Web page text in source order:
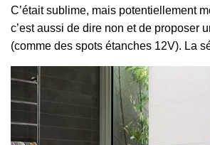
C’était sublime, mais potentiellement
c’est aussi de dire non et de proposer
(comme des spots étanches 12V). La